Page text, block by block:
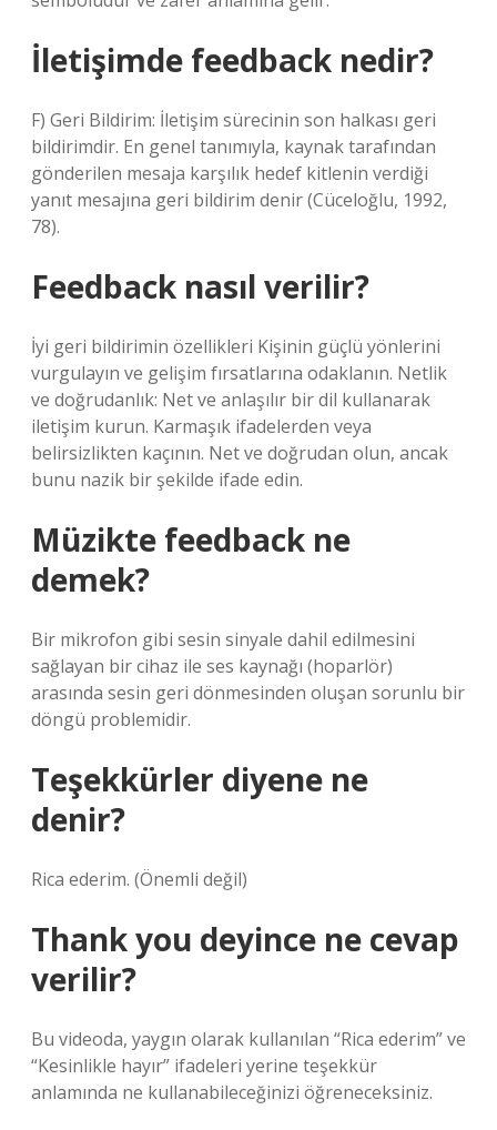
İletişimde feedback nedir?
F) Geri Bildirim: İletişim sürecinin son halkası geri
bildirimdir. En genel tanımıyla, kaynak tarafından
gönderilen mesaja karşılık hedef kitlenin verdiği
yanıt mesajına geri bildirim denir (Cüceloğlu, 1992,
78).
Feedback nasıl verilir?
İyi geri bildirimin özellikleri Kişinin güçlü yönlerini
vurgulayın ve gelişim fırsatlarına odaklanın. Netlik
ve doğrudanlık: Net ve anlaşılır bir dil kullanarak
iletişim kurun. Karmaşık ifadelerden veya
belirsizlikten kaçının. Net ve doğrudan olun, ancak
bunu nazik bir şekilde ifade edin.
Müzikte feedback ne
demek?
Bir mikrofon gibi sesin sinyale dahil edilmesini
sağlayan bir cihaz ile ses kaynağı (hoparlör)
arasında sesin geri dönmesinden oluşan sorunlu bir
döngü problemidir.
Teşekkürler diyene ne
denir?
Rica ederim. (Önemli değil)
Thank you deyince ne cevap
verilir?
Bu videoda, yaygın olarak kullanılan “Rica ederim” ve
“Kesinlikle hayır” ifadeleri yerine teşekkür
anlamında ne kullanabileceğinizi öğreneceksiniz.